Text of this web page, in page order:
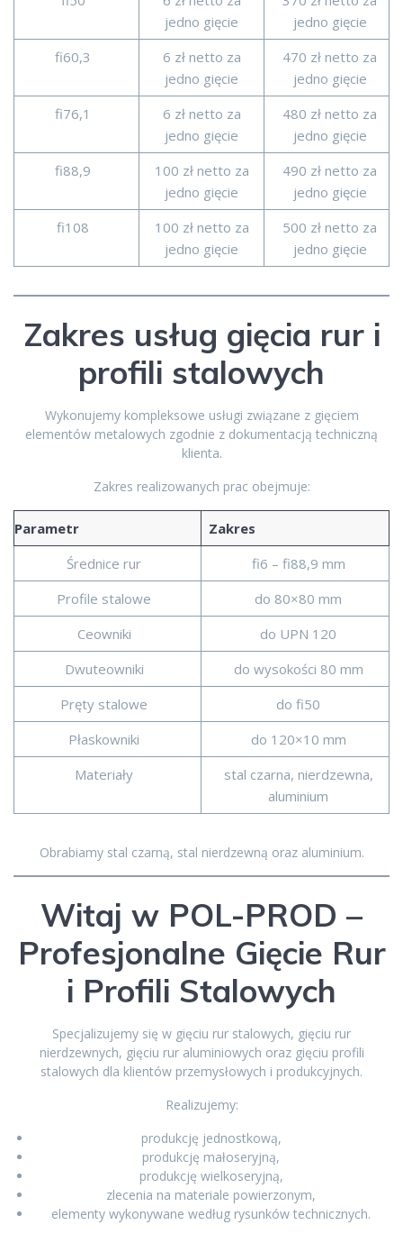
jedno gięcie
jedno gięcie
fi60,3
6 zł netto za
jedno gięcie
470 zł netto za
jedno gięcie
fi76,1
6 zł netto za
jedno gięcie
480 zł netto za
jedno gięcie
fi88,9
100 zł netto za
jedno gięcie
490 zł netto za
jedno gięcie
fi108
100 zł netto za
jedno gięcie
500 zł netto za
jedno gięcie
Zakres usług gięcia rur i
profili stalowych
Wykonujemy kompleksowe usługi związane z gięciem
elementów metalowych zgodnie z dokumentacją techniczną
klienta.
Zakres realizowanych prac obejmuje:
Parametr
Zakres
Średnice rur
fi6 – fi88,9 mm
Profile stalowe
do 80×80 mm
Ceowniki
do UPN 120
Dwuteowniki
do wysokości 80 mm
Pręty stalowe
do fi50
Płaskowniki
do 120×10 mm
Materiały
stal czarna, nierdzewna,
aluminium
Obrabiamy stal czarną, stal nierdzewną oraz aluminium.
Witaj w POL-PROD –
Profesjonalne Gięcie Rur
i Profili Stalowych
Specjalizujemy się w gięciu rur stalowych, gięciu rur
nierdzewnych, gięciu rur aluminiowych oraz gięciu profili
stalowych dla klientów przemysłowych i produkcyjnych.
Realizujemy:
produkcję jednostkową,
produkcję małoseryjną,
produkcję wielkoseryjną,
zlecenia na materiale powierzonym,
elementy wykonywane według rysunków technicznych.